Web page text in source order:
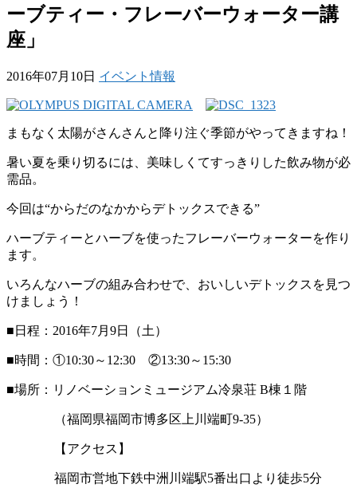
ーブティー・フレーバーウォーター講
座」
2016年07月10日 イベント情報
まもなく太陽がさんさんと降り注ぐ季節がやってきますね！
暑い夏を乗り切るには、美味しくてすっきりした飲み物が必
需品。
今回は“からだのなかからデトックスできる”
ハーブティーとハーブを使ったフレーバーウォーターを作り
ます。
いろんなハーブの組み合わせで、おいしいデトックスを見つ
けましょう！
■日程：2016年7月9日（土）
■時間：①10:30～12:30 ②13:30～15:30
■場所：リノベーションミュージアム冷泉荘 B棟１階
（福岡県福岡市博多区上川端町9-35）
【アクセス】
福岡市営地下鉄中洲川端駅5番出口より徒歩5分